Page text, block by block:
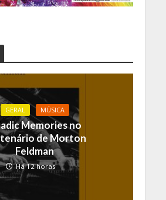
GERAL MÚSICA
Memories no
de Morton
Feldman
Há 12 horas